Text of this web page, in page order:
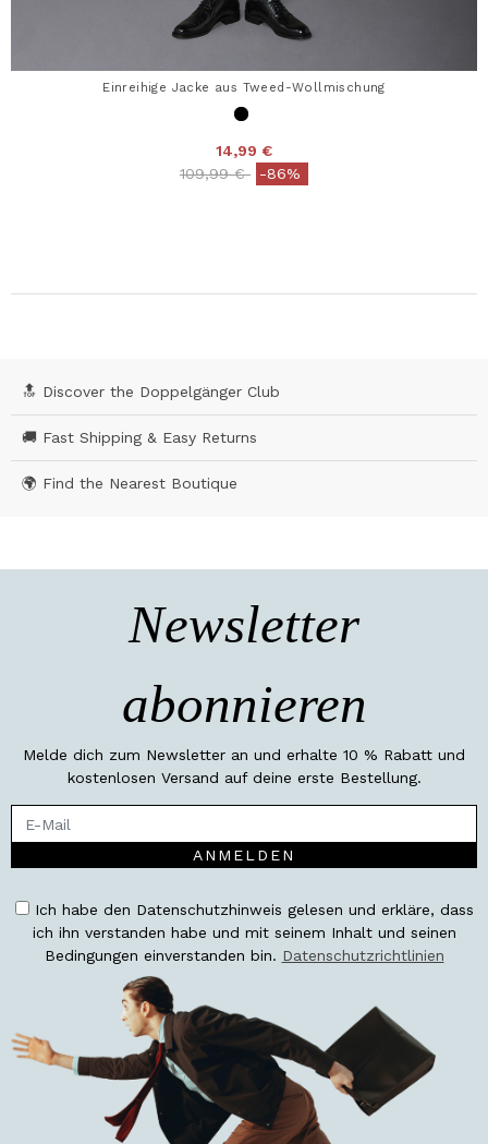
Einreihige Jacke aus Tweed-Wollmischung
14,99 €
Price reduced from
109,99 €to-86%
🔝 Discover the Doppelgänger Club
🚚 Fast Shipping & Easy Returns
🌍 Find the Nearest Boutique
Newsletter
abonnieren
Melde dich zum Newsletter an und erhalte 10 % Rabatt und
kostenlosen Versand auf deine erste Bestellung.
ANMELDEN
Ich habe den Datenschutzhinweis gelesen und erkläre, dass
ich ihn verstanden habe und mit seinem Inhalt und seinen
Bedingungen einverstanden bin. Datenschutzrichtlinien